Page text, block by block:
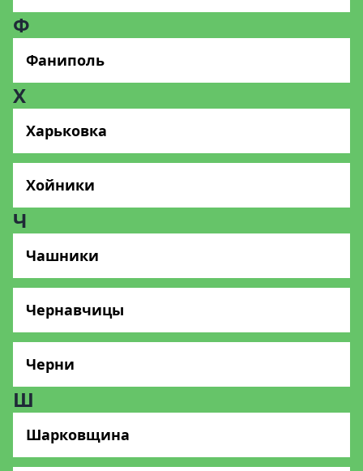
Ф
Фаниполь
Х
Харьковка
Хойники
Ч
Чашники
Чернавчицы
Черни
Ш
Шарковщина